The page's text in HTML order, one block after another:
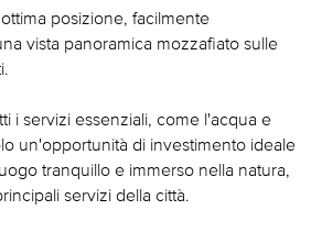
posizione, facilmente
vista panoramica mozzafiato sulle
i servizi essenziali, come l'acqua e
un'opportunità di investimento ideale
tranquillo e immerso nella natura,
servizi della città.